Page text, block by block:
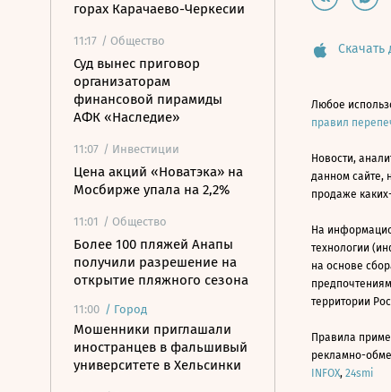
горах Карачаево-Черкесии
11:17 / Общество
Суд вынес приговор
организаторам
финансовой пирамиды
АФК «Наследие»
11:07 / Инвестиции
Цена акций «Новатэка» на
Мосбирже упала на 2,2%
11:01 / Общество
Более 100 пляжей Анапы
получили разрешение на
открытие пляжного сезона
11:00 / Город
Мошенники приглашали
иностранцев в фальшивый
университете в Хельсинки
Скачать
Любое
правил
Новости,
данном сайте,
продаже
На
технологии
на основе
территории
Правила
рекламно-
INFOX, 24smi